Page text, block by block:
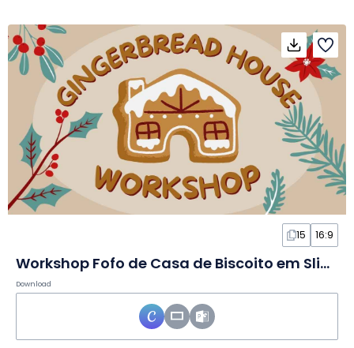
15 16:9
Workshop Fofo de Casa de Biscoito em Slides
Download